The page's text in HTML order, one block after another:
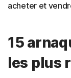
acheter et
15
les plus